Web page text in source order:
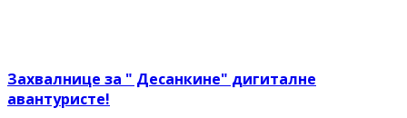
Захвалнице за " Десанкине" дигиталне
авантуристе!